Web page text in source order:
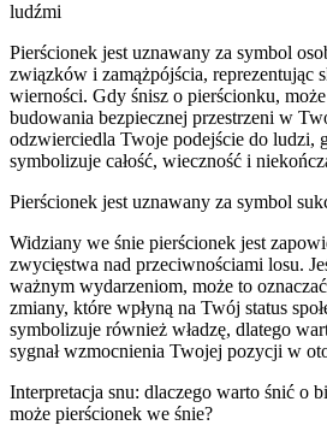
ludźmi
Pierścionek jest uznawany za symbol
związków i zamążpójścia, reprezentując
wierności. Gdy śnisz o pierścionku,
budowania bezpiecznej przestrzeni w
odzwierciedla Twoje podejście do ludzi,
symbolizuje całość, wieczność i
Pierścionek jest uznawany za symbol
Widziany we śnie pierścionek jest
zwycięstwa nad przeciwnościami losu.
ważnym wydarzeniom, może to
zmiany, które wpłyną na Twój status
symbolizuje również władzę, dlatego
sygnał wzmocnienia Twojej pozycji w
Interpretacja snu: dlaczego warto śnić o
może pierścionek we śnie?